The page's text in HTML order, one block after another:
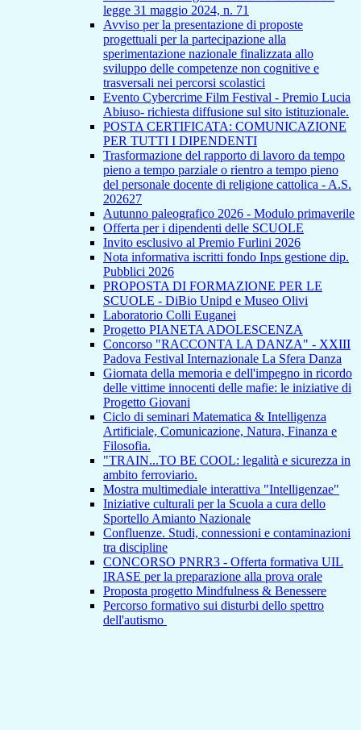
legge 31 maggio 2024, n. 71
Avviso per la presentazione di proposte
progettuali per la partecipazione alla
sperimentazione nazionale finalizzata allo
sviluppo delle competenze non cognitive e
trasversali nei percorsi scolastici
Evento Cybercrime Film Festival - Premio Lucia
Abiuso- richiesta diffusione sul sito istituzionale.
POSTA CERTIFICATA: COMUNICAZIONE
PER TUTTI I DIPENDENTI
Trasformazione del rapporto di lavoro da tempo
pieno a tempo parziale o rientro a tempo pieno
del personale docente di religione cattolica - A.S.
202627
Autunno paleografico 2026 - Modulo primaverile
Offerta per i dipendenti delle SCUOLE
Invito esclusivo al Premio Furlini 2026
Nota informativa iscritti fondo Inps gestione dip.
Pubblici 2026
PROPOSTA DI FORMAZIONE PER LE
SCUOLE - DiBio Unipd e Museo Olivi
Laboratorio Colli Euganei
Progetto PIANETA ADOLESCENZA
Concorso "RACCONTA LA DANZA" - XXIII
Padova Festival Internazionale La Sfera Danza
Giornata della memoria e dell'impegno in ricordo
delle vittime innocenti delle mafie: le iniziative di
Progetto Giovani
Ciclo di seminari Matematica & Intelligenza
Artificiale, Comunicazione, Natura, Finanza e
Filosofia.
"TRAIN...TO BE COOL: legalità e sicurezza in
ambito ferroviario.
Mostra multimediale interattiva "Intelligenzae"
Iniziative culturali per la Scuola a cura dello
Sportello Amianto Nazionale
Confluenze. Studi, connessioni e contaminazioni
tra discipline
CONCORSO PNRR3 - Offerta formativa UIL
IRASE per la preparazione alla prova orale
Proposta progetto Mindfulness & Benessere
Percorso formativo sui disturbi dello spettro
dell'autismo